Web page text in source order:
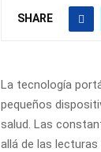
SHARE
La tecnología
pequeños
salud. Las
allá de las